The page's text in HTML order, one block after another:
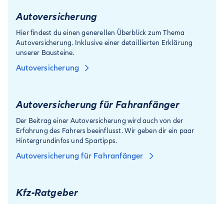
Autoversicherung
Hier findest du einen generellen Überblick zum Thema
Autoversicherung. Inklusive einer detaillierten Erklärung
unserer Bausteine.
Autoversicherung
Autoversicherung für Fahranfänger
Der Beitrag einer Autoversicherung wird auch von der
Erfahrung des Fahrers beeinflusst. Wir geben dir ein paar
Hintergrundinfos und Spartipps.
Autoversicherung für Fahranfänger
Kfz-Ratgeber